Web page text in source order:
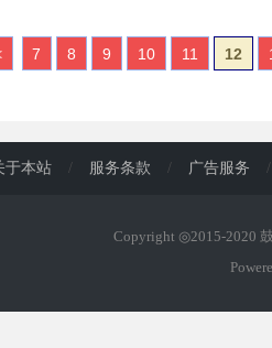
7 8 9 10 11 12
于本站 / 服务条款 / 广告服务 /
Copyright ◎2015-2020